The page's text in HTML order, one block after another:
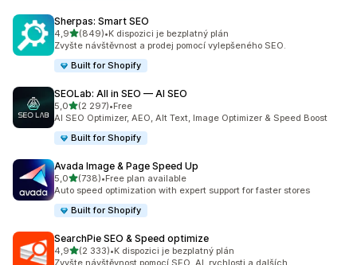
Sherpas: Smart SEO
4,9z 5 hvězd
(849)
Celkový počet recenzí: 849
•K dispozici je bezplatný plán
Zvyšte návštěvnost a prodej pomocí vylepšeného SEO.
Built for Shopify
SEOLab: All in SEO — AI SEO
5,0z 5 hvězd
(2 297)
Celkový počet recenzí: 2297
•Free
AI SEO Optimizer, AEO, Alt Text, Image Optimizer & Speed Boost
Built for Shopify
Avada Image & Page Speed Up
5,0z 5 hvězd
(738)
Celkový počet recenzí: 738
•Free plan available
Auto speed optimization with expert support for faster stores
Built for Shopify
SearchPie SEO & Speed optimize
4,9z 5 hvězd
(2 333)
Celkový počet recenzí: 2333
•K dispozici je bezplatný plán
Zvyšte návštěvnost pomocí SEO, AI, rychlosti a dalších